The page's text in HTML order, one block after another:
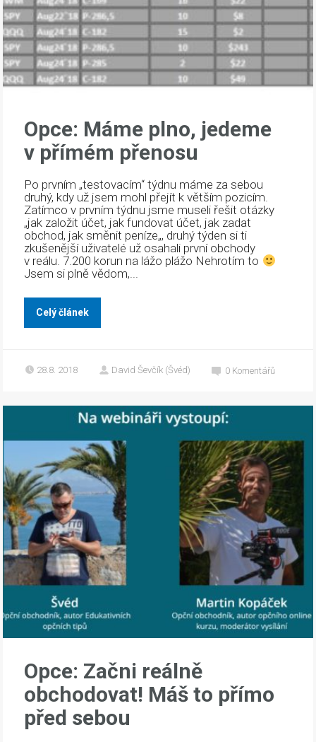
Opce: Máme plno, jedeme
v přímém přenosu
Po prvním „testovacím“ týdnu máme za sebou
druhý, kdy už jsem mohl přejít k větším pozicím.
Zatímco v prvním týdnu jsme museli řešit otázky
„jak založit účet, jak fundovat účet, jak zadat
obchod, jak směnit peníze„, druhý týden si ti
zkušenější uživatelé už osahali první obchody
v reálu. 7.200 korun na lážo plážo Nehrotím to
Jsem si plně vědom,...
Celý článek
28.8. 2018 David Ševčík (Švéd) 0 Komentářů
Opce: Začni reálně
obchodovat! Máš to přímo
před sebou